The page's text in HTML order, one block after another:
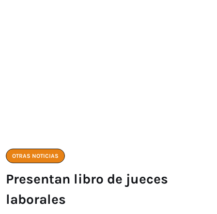
OTRAS NOTICIAS
Presentan libro de jueces
laborales